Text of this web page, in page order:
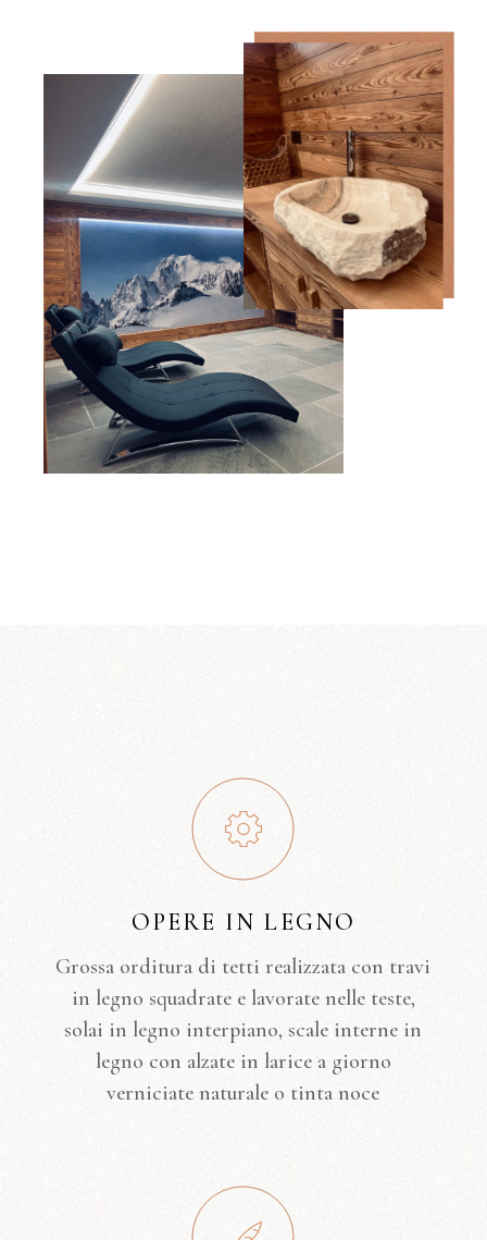
OPERE IN LEGNO
Grossa orditura di tetti realizzata con travi
in legno squadrate e lavorate nelle teste,
solai in legno interpiano, scale interne in
legno con alzate in larice a giorno
verniciate naturale o tinta noce